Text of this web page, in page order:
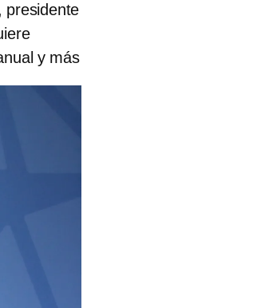
presidente
y más